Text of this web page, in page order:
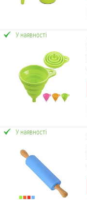
У наявності
У наявності